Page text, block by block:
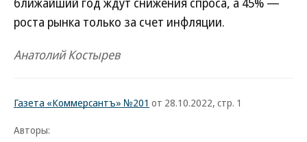
роста рынка только за счет инфляции.
Анатолий Костырев
Газета «Коммерсантъ» №201 от 28.10.2022, стр. 1
Авторы: